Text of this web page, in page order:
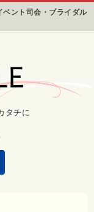
ント司会・ブライダル
タチに